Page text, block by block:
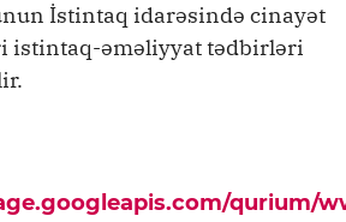
İstintaq idarəsində cinayət
istintaq-əməliyyat tədbirləri
qurium/